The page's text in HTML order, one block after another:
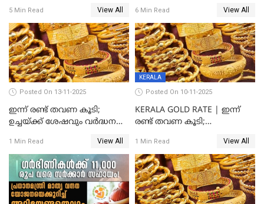
ശ്രദ്ധിക്കുക!
5 Min Read View All
എന്തൊക്കെയാണെന്ന്
നോക്കാം
6 Min Read View All
Posted On 13-11-2025
ഇന്ന് രണ്ട് തവണ കൂടി;
ഉച്ചയ്ക്ക് ശേഷവും വർദ്ധനവ്;
സ്വർണവിലയിൽ കുതിപ്പ്
1 Min Read View All
KERALA
Posted On 10-11-2025
KERALA GOLD RATE | ഇന്ന്
രണ്ട് തവണ കൂടി;
1 Min Read View All